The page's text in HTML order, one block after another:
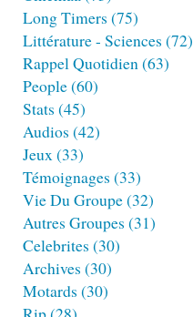
Long Timers (75)
Littérature - Sciences (72)
Rappel Quotidien(63)
People(60)
Stats (45)
Audios (42)
Jeux(33)
Témoignages (33)
Vie Du Groupe(32)
Autres Groupes (31)
Celebrites (30)
Archives (30)
Motards (30)